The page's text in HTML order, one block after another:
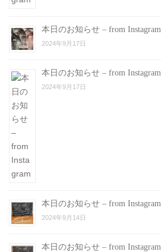
本日のお知らせ – from Instagram
2024年9月17日
本日のお知らせ – from Instagram
2024年9月17日
本日のお知らせ – from Instagram
2024年9月14日
本日のお知らせ – from Instagram